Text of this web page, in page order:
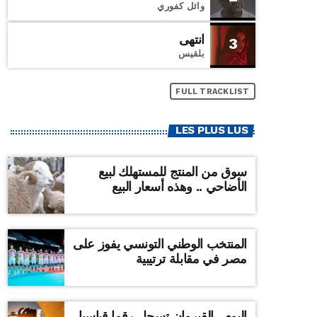
وائل كفوري
3 انتهى
بلقيس
FULL TRACKLIST
LES PLUS LUS
سوق من المنتج للمستهلك لبيع
الأضاحي .. وهذه أسعار البيع
المنتخب الوطني التونسي يفوز على
مصر في مقابلة ترتيبية